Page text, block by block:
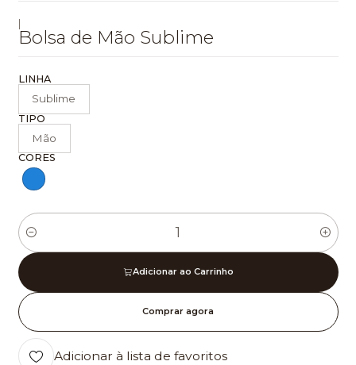
Bolsa de Mão Sublime
LINHA
Sublime
TIPO
Mão
CORES
Quantidade
Adicionar ao Carrinho
Comprar agora
Adicionar à lista de favoritos